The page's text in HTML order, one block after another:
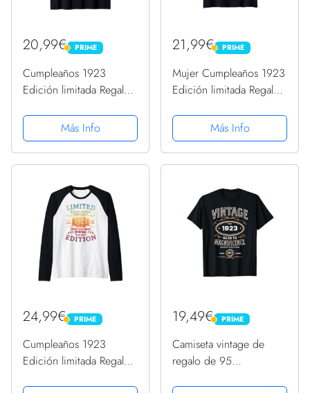
20,99€ PRIME
PRIME
Cumpleaños 1923
Edición limitada Regalo
Camiseta sin Mangas
Más Info
21,99€ PRIME
PRIME
Mujer Cumpleaños 1923
Edición limitada Regalo
Camiseta Cuello V
Más Info
24,99€ PRIME
PRIME
Cumpleaños 1923
Edición limitada Regalo
19,49€ PRIME
PRIME
Camiseta vintage de
regalo de 95